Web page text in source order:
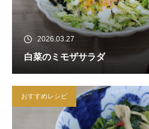
2026.03.27
白菜のミモザサラダ
おすすめレシピ